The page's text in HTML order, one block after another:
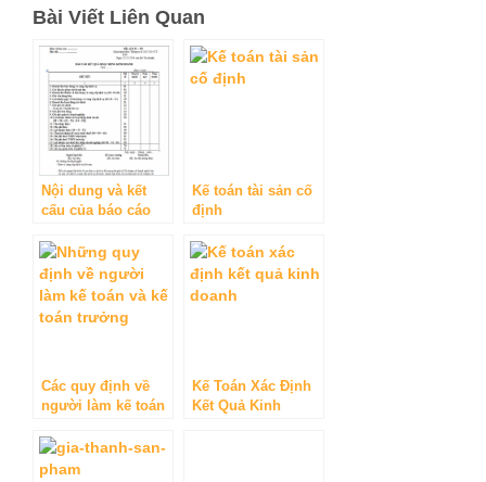
Bài Viết Liên Quan
Nội dung và kết
cấu của báo cáo
Kế toán tài sản cố
định
Các quy định về
người làm kế toán
theo luật kế toán
Việt nam
Kế Toán Xác Định
Kết Quả Kinh